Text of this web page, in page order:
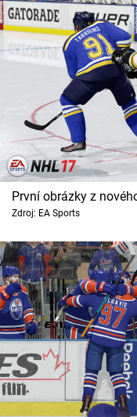
První obrázky z
Zdroj: EA Sports